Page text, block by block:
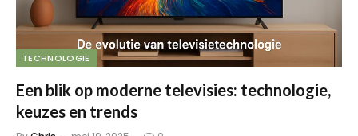
TECHNOLOGIE
Een blik op moderne televisies: technologie,
keuzes en trends